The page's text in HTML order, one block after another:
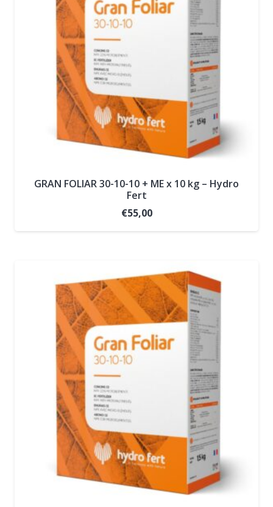
GRAN FOLIAR 30-10-10 + ME x 10 kg – Hydro
Fert
€55,00